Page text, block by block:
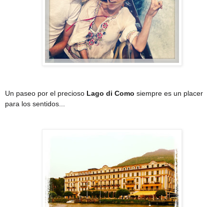
Un paseo por el precioso Lago di Como siempre es un placer
para los sentidos...